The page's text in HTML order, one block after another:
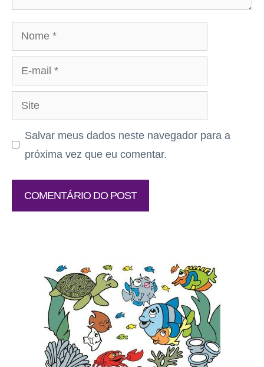
Nome
mail
Site
Salvar meus dados neste navegador para a
próxima vez que eu comentar.